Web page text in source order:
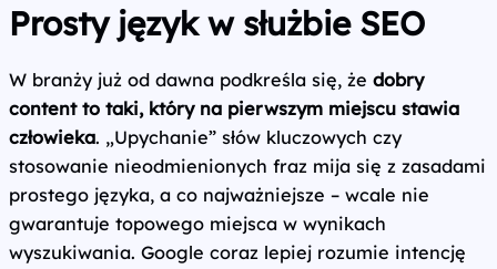
Prosty język w służbie SEO
W branży już od dawna podkreśla się, że dobry
content to taki, który na pierwszym miejscu stawia
człowieka. „Upychanie” słów kluczowych czy
stosowanie nieodmienionych fraz mija się z zasadami
prostego języka, a co najważniejsze – wcale nie
gwarantuje topowego miejsca w wynikach
wyszukiwania. Google coraz lepiej rozumie intencję